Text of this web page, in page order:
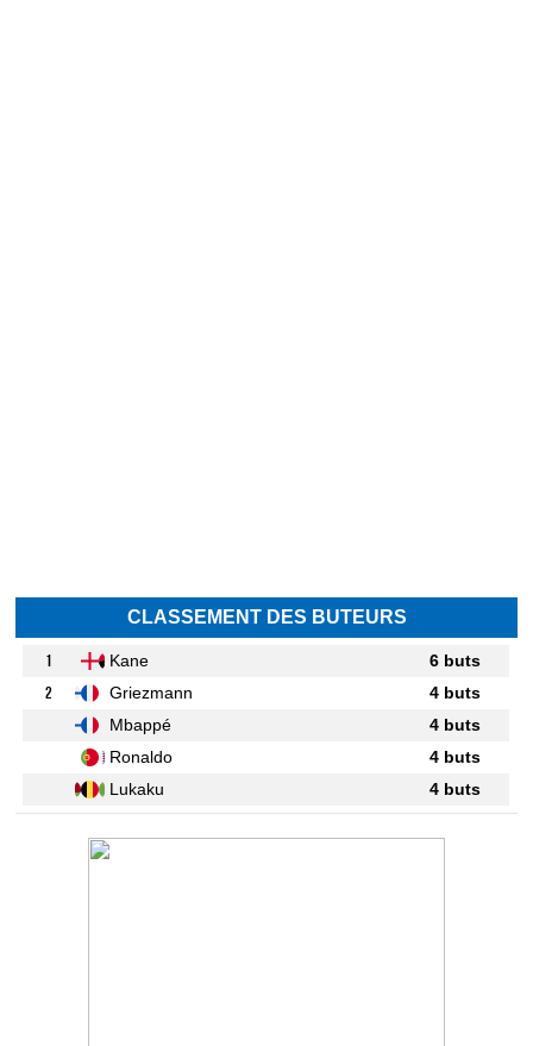
CLASSEMENT DES BUTEURS
1 Kane
6 buts
2
Griezmann
4 buts
Mbappé
4 buts
Ronaldo
4 buts
Lukaku
4 buts